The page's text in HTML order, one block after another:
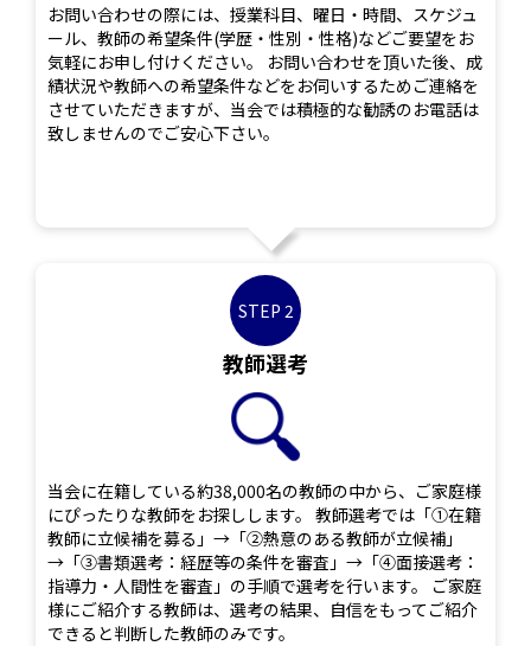
お問い合わせの際には、授業科目、曜日・時間、スケジュ
ール、教師の希望条件(学歴・性別・性格)などご要望をお
気軽にお申し付けください。 お問い合わせを頂いた後、成
績状況や教師への希望条件などをお伺いするためご連絡を
させていただきますが、当会では積極的な勧誘のお電話は
致しませんのでご安心下さい。
STEP 2
教師選考
当会に在籍している約38,000名の教師の中から、ご家庭様
にぴったりな教師をお探しします。 教師選考では「①在籍
教師に立候補を募る」→「②熱意のある教師が立候補」
→「③書類選考：経歴等の条件を審査」→「④面接選考：
指導力・人間性を審査」の手順で選考を行います。 ご家庭
様にご紹介する教師は、選考の結果、自信をもってご紹介
できると判断した教師のみです。